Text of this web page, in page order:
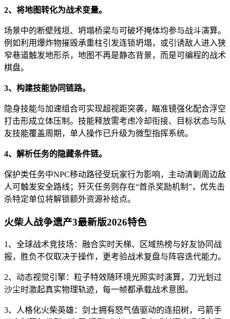
2、将地图转化为战术变量。
场景中的断壁残垣、坍塌桥梁与可破坏掩体均参与战斗演算。
例如利用爆炸物摧毁承重柱引发连锁坍塌，或引诱敌人进入狭
窄巷道触发地形杀，地图不再是静态背景，而是可编程的战术
棋盘。
3、构建技能协同链路。
隐身技能与加速组合可实现超视距突袭，瞄准镜强化配合浮空
打击形成立体压制。技能释放需考虑冷却衔接、目标状态与队
友技能覆盖周期，单人操作已升级为微型指挥系统。
4、解析任务的隐藏条件链。
保护类任务中NPC移动路径受玩家行为影响，主动清剿周边敌
人可触发安全路线；歼灭任务则存在“首杀奖励机制”，优先击
杀特定单位将解锁额外资源补给点。
火柴人战争遗产3最新版2026特色
1、全球战术竞技场：融合实时天梯、区域热榜与好友协同战
报，胜负不仅取决于操作，更考验战术复盘与阵容迭代能力。
2、动态视觉引擎：粒子特效随环境光照实时演算，刀光划过
沙尘时激起真实物理轨迹，每一帧都承载战术意图。
3、人格化火柴英雄：剑士拥有怒气值驱动的连招树，弓箭手